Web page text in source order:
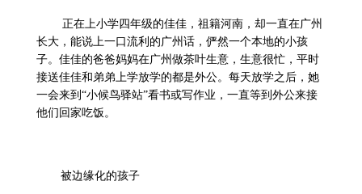
正在上小学四年级的佳佳，祖籍河南，却一直在广州
长大，能说上一口流利的广州话，俨然一个本地的小孩
子。佳佳的爸爸妈妈在广州做茶叶生意，生意很忙，平时
接送佳佳和弟弟上学放学的都是外公。每天放学之后，她
一会来到“小候鸟驿站”看书或写作业，一直等到外公来接
他们回家吃饭。
被边缘化的孩子